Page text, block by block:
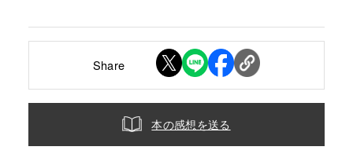
Share
本の感想を送る